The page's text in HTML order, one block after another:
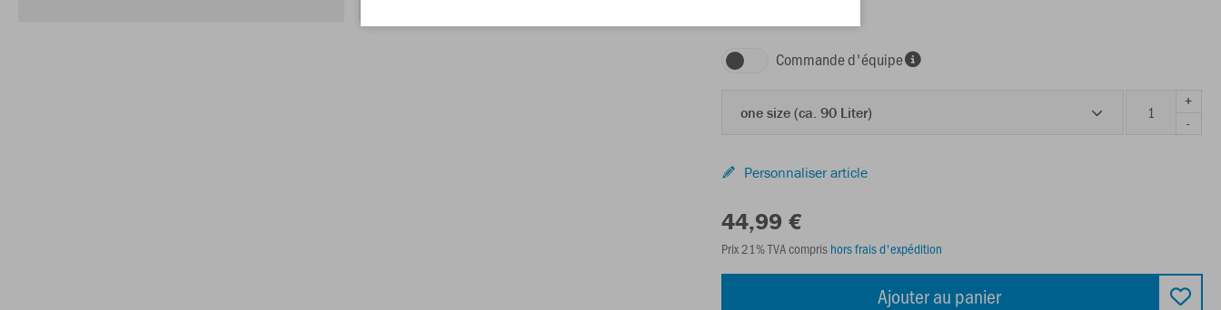
Commande d'équipe
one size (ca. 90 Liter)
+
-
Personnaliser article
44,99 €
Prix 21% TVA compris hors frais d'expédition
Ajouter au panier